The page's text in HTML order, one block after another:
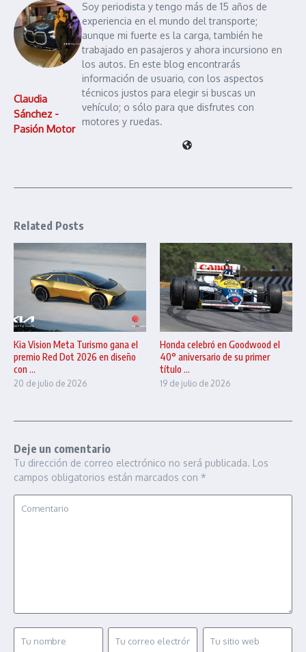
Claudia
Sánchez -
Pasión Motor
Soy periodista y tengo más de 15 años de
experiencia en el mundo del transporte;
aunque mi fuerte es la carga, también he
trabajado en pasajeros y ahora incursiono en
los autos. En este blog encontrarás
información de usuario, con los aspectos
técnicos justos para elegir si buscas un
vehículo; o sólo para que disfrutes con
motores y ruedas.
Related Posts
Kia Vision Meta Turismo gana el
premio Red Dot 2026 en diseño
con ...
20 de julio de 2026
Honda celebró en Goodwood el
40° aniversario de su primer
título ...
19 de julio de 2026
Deje un comentario
Tu dirección de correo electrónico no será publicada. Los
campos obligatorios están marcados con *